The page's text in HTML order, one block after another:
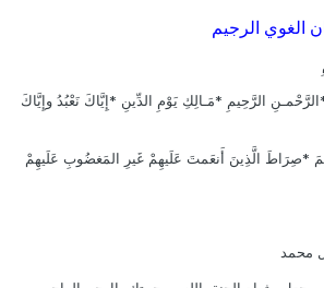
الغوي الرجيم
الرَّحِيمِ *مَـالِكِ يَوْمِ الدِّينِ *إِيَّاكَ نَعْبُدُ وإِيَّاكَ
*صِرَاطَ الَّذِينَ أَنعَمتَ عَلَيهِمْ غَيرِ المَغضُوبِ عَلَيهِمْ
محمد